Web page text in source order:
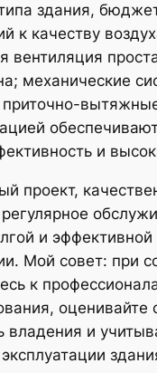
здания,
к качеству
вентиляция
механические
приточно-
и
проект,
и эффективной
Мой совет: при
к
оценивайте
владения и